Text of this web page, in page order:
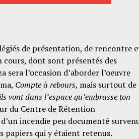
de présentation, de rencontre
cours, dont sont présentés des
sera l’occasion d’aborder l’oeuvre
Compte à rebours, mais surtout de
vont dans l’espace qu’embrasse ton
du Centre de Rétention
incendie peu documenté
papiers qui y étaient retenus.